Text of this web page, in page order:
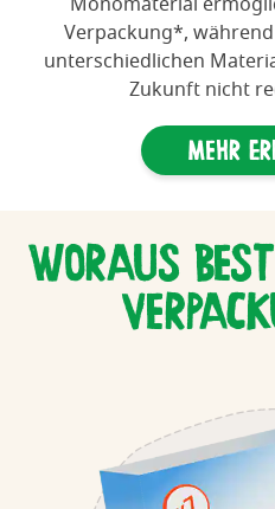
Verpackung*,
unterschiedlichen
Zukunft nicht
Mehr
WORAUS